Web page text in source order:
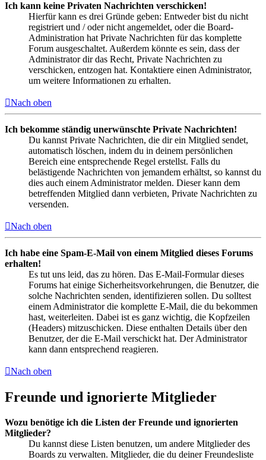
Ich kann keine Privaten Nachrichten verschicken!
Hierfür kann es drei Gründe geben: Entweder bist du nicht
registriert und / oder nicht angemeldet, oder die Board-
Administration hat Private Nachrichten für das komplette
Forum ausgeschaltet. Außerdem könnte es sein, dass der
Administrator dir das Recht, Private Nachrichten zu
verschicken, entzogen hat. Kontaktiere einen Administrator,
um weitere Informationen zu erhalten.
Nach oben
Ich bekomme ständig unerwünschte Private Nachrichten!
Du kannst Private Nachrichten, die dir ein Mitglied sendet,
automatisch löschen, indem du in deinem persönlichen
Bereich eine entsprechende Regel erstellst. Falls du
belästigende Nachrichten von jemandem erhältst, so kannst du
dies auch einem Administrator melden. Dieser kann dem
betreffenden Mitglied dann verbieten, Private Nachrichten zu
versenden.
Nach oben
Ich habe eine Spam-E-Mail von einem Mitglied dieses Forums
erhalten!
Es tut uns leid, das zu hören. Das E-Mail-Formular dieses
Forums hat einige Sicherheitsvorkehrungen, die Benutzer, die
solche Nachrichten senden, identifizieren sollen. Du solltest
einem Administrator die komplette E-Mail, die du bekommen
hast, weiterleiten. Dabei ist es ganz wichtig, die Kopfzeilen
(Headers) mitzuschicken. Diese enthalten Details über den
Benutzer, der die E-Mail verschickt hat. Der Administrator
kann dann entsprechend reagieren.
Nach oben
Freunde und ignorierte Mitglieder
Wozu benötige ich die Listen der Freunde und ignorierten
Mitglieder?
Du kannst diese Listen benutzen, um andere Mitglieder des
Boards zu verwalten. Mitglieder, die du deiner Freundesliste